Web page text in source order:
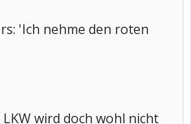
'Ich nehme den roten
wird doch wohl nicht